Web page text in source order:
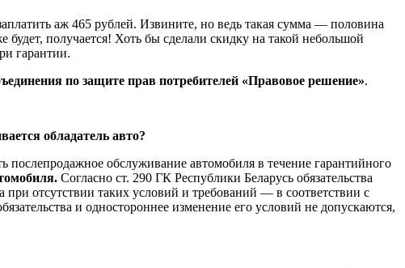
аж 465 рублей. Извините, но ведь такая сумма — половина
получается! Хоть бы сделали скидку на такой небольшой
гарантии.
по защите прав потребителей «Правовое решение».
обладатель авто?
послепродажное обслуживание автомобиля в течение гарантийного
Согласно ст. 290 ГК Республики Беларусь обязательства
при отсутствии таких условий и требований — в соответствии с
и одностороннее изменение его условий не допускаются,